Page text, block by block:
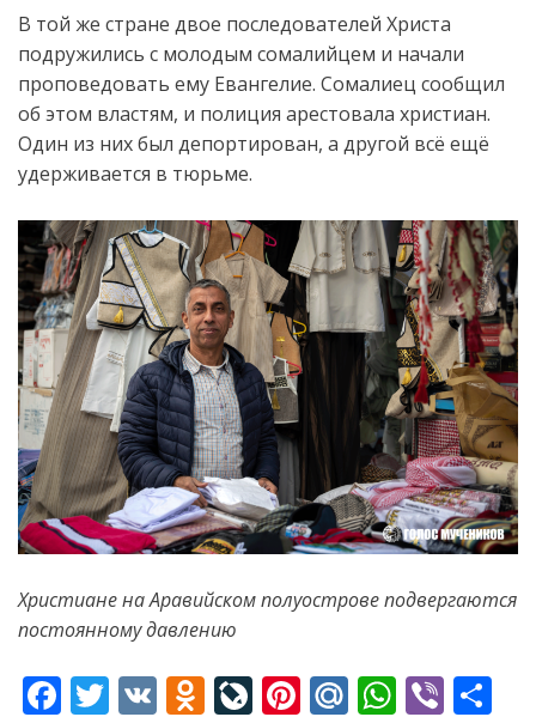
В той же стране двое последователей Христа
подружились с молодым сомалийцем и начали
проповедовать ему Евангелие. Сомалиец сообщил
об этом властям, и полиция арестовала христиан.
Один из них был депортирован, а другой всё ещё
удерживается в тюрьме.
Христиане на Аравийском полуострове подвергаются
постоянному давлению
F T V O Li Pi M W Vi